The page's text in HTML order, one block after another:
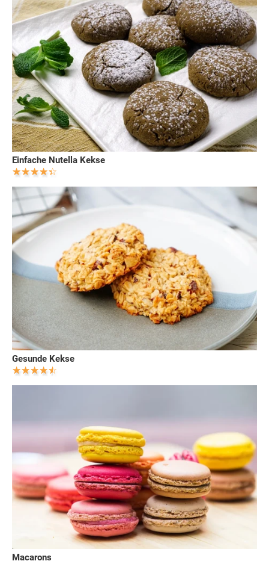
Einfache Nutella Kekse
Gesunde Kekse
Macarons